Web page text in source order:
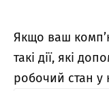
Якщо ваш
такі дії, які
робочий стан у